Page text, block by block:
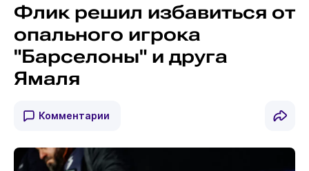
Флик решил избавиться от
опального игрока
"Барселоны" и друга
Ямаля
Комментарии